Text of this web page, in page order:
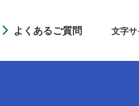
よくあるご質問 文字サ